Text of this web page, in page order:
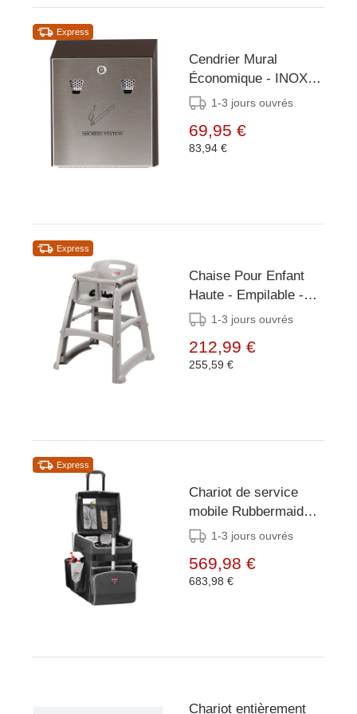
Express
Cendrier Mural
Économique - INOX -
Facile à vider -
1-3 jours ouvrés
69,95 €
83,94 €
Express
Chaise Pour Enfant
Haute - Empilable -
Rubbermaid
1-3 jours ouvrés
212,99 €
255,59 €
Express
Chariot de service
mobile Rubbermaid
Quick Cart taille
1-3 jours ouvrés
569,98 €
683,98 €
Chariot entièrement